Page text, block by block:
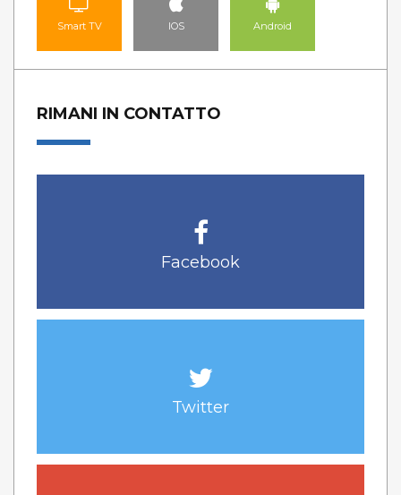
Smart TV IOS Android
RIMANI IN CONTATTO
Facebook
Twitter